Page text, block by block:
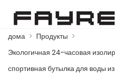
العربية
дома > Продукты >
Экологичная 24-часовая
спортивная бутылка для воды